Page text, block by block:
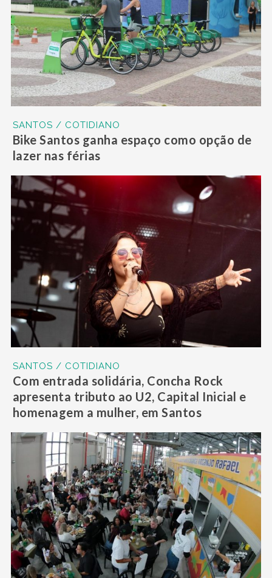
SANTOS / COTIDIANO
Bike Santos ganha espaço como opção de
lazer nas férias
SANTOS / COTIDIANO
Com entrada solidária, Concha Rock
apresenta tributo ao U2, Capital Inicial e
homenagem a mulher, em Santos